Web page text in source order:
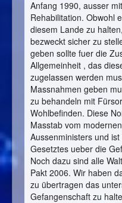
Anfang 1990, ausser
Rehabilitation. Obwohl
diesem Lande zu
bezweckt sicher zu
geben sollte fuer die
Allgemeinheit , das
zugelassen werden
Massnahmen geben
zu behandeln mit
Wohlbefinden. Diese
Masstab vom
Aussenministers und
Gesetztes ueber die
Noch dazu sind alle
Pakt 2006. Wir haben
zu übertragen das
Gefangenschaft zu